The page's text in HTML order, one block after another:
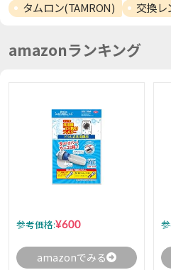
タムロン(TAMRON)
交換レ
amazonランキング
参考価格:¥600
amazonでみる